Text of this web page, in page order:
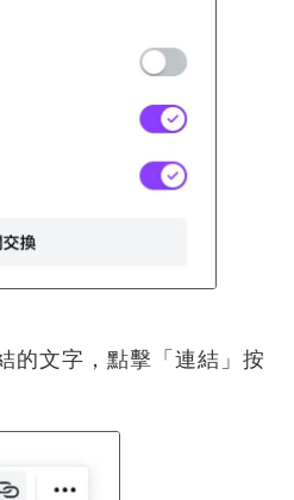
的文字，點擊「連結」按